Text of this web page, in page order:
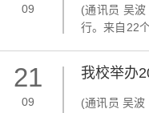
(通讯员 吴
行。来自22
人一同检阅
09
我校举办
(通讯员 吴
21
09